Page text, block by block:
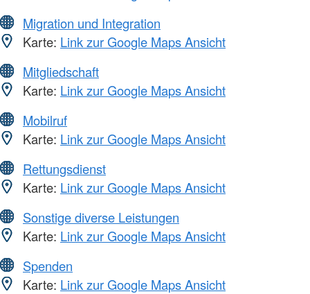
Migration und Integration
Karte: Link zur Google Maps Ansicht
Mitgliedschaft
Karte: Link zur Google Maps Ansicht
Mobilruf
Karte: Link zur Google Maps Ansicht
Rettungsdienst
Karte: Link zur Google Maps Ansicht
Sonstige diverse Leistungen
Karte: Link zur Google Maps Ansicht
Spenden
Karte: Link zur Google Maps Ansicht